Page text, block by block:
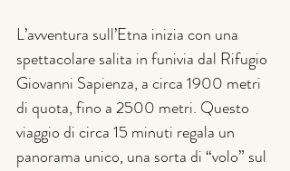
L’avventura sull’Etna inizia con una
spettacolare salita in funivia dal Rifugio
Giovanni Sapienza, a circa 1900 metri
di quota, fino a 2500 metri. Questo
viaggio di circa 15 minuti regala un
panorama unico, una sorta di “volo” sul